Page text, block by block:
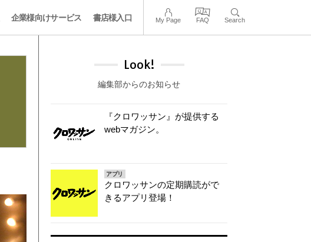
企業様向けサービス 書店様入口 My Page FAQ Search
Look!
編集部からのお知らせ
『クロワッサン』が提供する
webマガジン。
アプリ
クロワッサンの定期購読がで
きるアプリ登場！